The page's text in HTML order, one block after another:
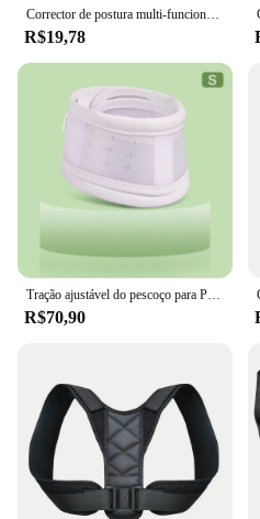
Corrector de postura multi-funcional com pernas de arco, cinto de bandagem para pernas tipo O, pernas tipo X, 3 peças por conjunto
R$19,78
Tração ajustável do pescoço para Postura, Corset Corrector Apressado, Colar Cervical, Suporte para Espondilose
R$70,90